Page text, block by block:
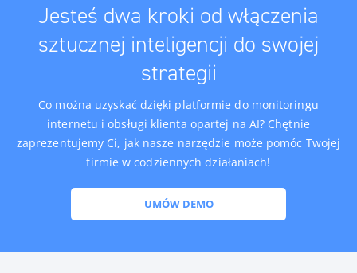
Jesteś dwa kroki od włączenia
sztucznej inteligencji do swojej
strategii
Co można uzyskać dzięki platformie do monitoringu
internetu i obsługi klienta opartej na AI? Chętnie
zaprezentujemy Ci, jak nasze narzędzie może pomóc Twojej
firmie w codziennych działaniach!
UMÓW DEMO